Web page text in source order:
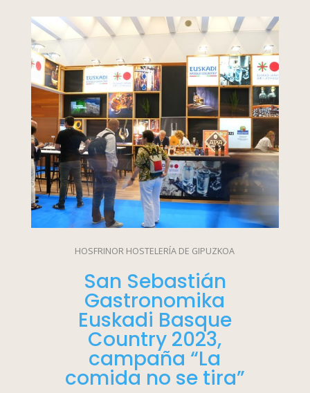
HOSFRINOR HOSTELERÍA DE GIPUZKOA
San Sebastián
Gastronomika
Euskadi Basque
Country 2023,
campaña “La
comida no se tira”